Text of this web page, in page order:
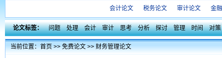
会计论文 税务论文 审计论文 金
论文标签： 问题 处理 会计 审计 思考 分析 探讨 管理 时间 对策
当前位置：首页>>免费论文>>财务管理论文